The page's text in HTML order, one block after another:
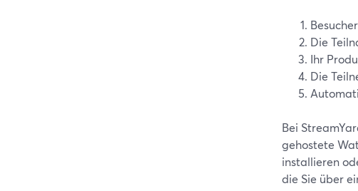
Die
Ihr
Die
Bei
gehostete
installieren
die Sie über